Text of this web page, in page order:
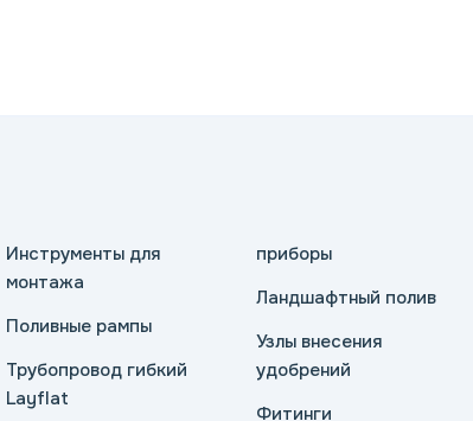
Инструменты для
монтажа
Поливные рампы
Трубопровод гибкий
Layflat
приборы
Ландшафтный полив
Узлы внесения
удобрений
Фитинги